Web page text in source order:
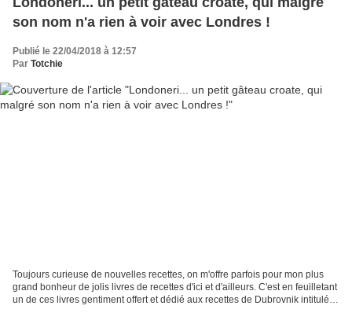
son nom n'a rien à voir avec Londres !
Publié le 22/04/2018 à 12:57
Par Totchie
Toujours curieuse de nouvelles recettes, on m'offre parfois pour mon plus
grand bonheur de jolis livres de recettes d'ici et d'ailleurs. C'est en feuilletant
un de ces livres gentiment offert et dédié aux recettes de Dubrovnik intitulé